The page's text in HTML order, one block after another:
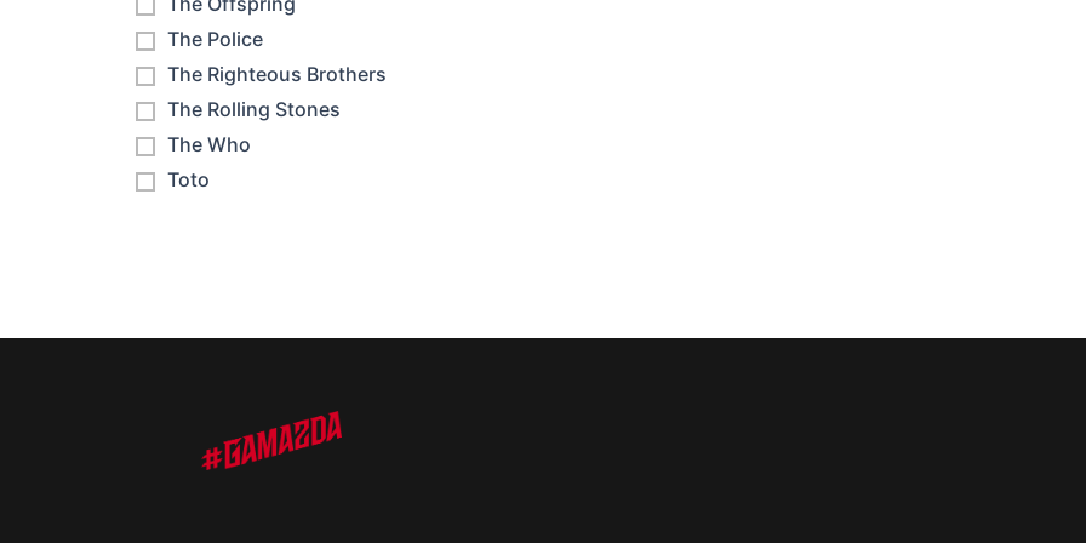
The Police
The Righteous Brothers
The Rolling Stones
The Who
Toto